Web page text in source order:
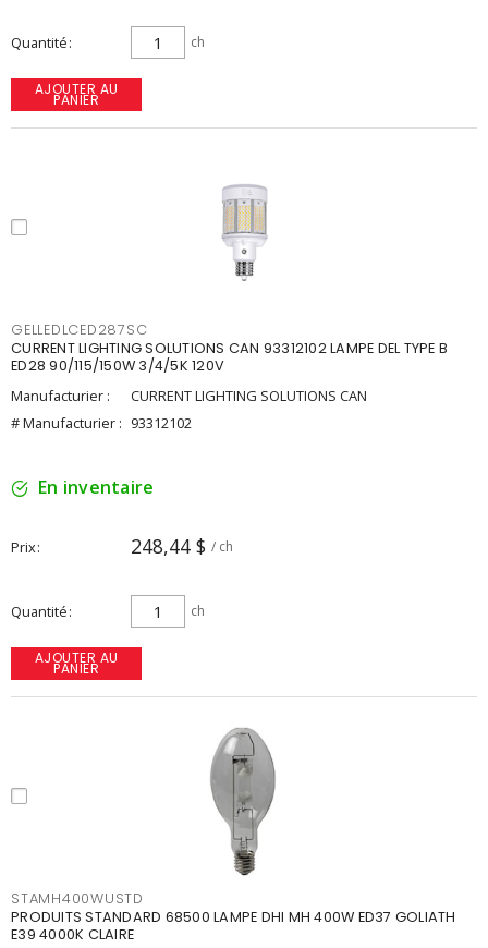
Quantité ch
AJOUTER AU
PANIER
GELLEDLCED287SC
CURRENT LIGHTING SOLUTIONS CAN 93312102 LAMPE DEL TYPE B
ED28 90/115/150W 3/4/5K 120V
Manufacturier :
CURRENT LIGHTING SOLUTIONS CAN
# Manufacturier : 93312102
En inventaire
Prix 248,44 $ / ch
Quantité ch
AJOUTER AU
PANIER
STAMH400WUSTD
PRODUITS STANDARD 68500 LAMPE DHI MH 400W ED37 GOLIATH
E39 4000K CLAIRE